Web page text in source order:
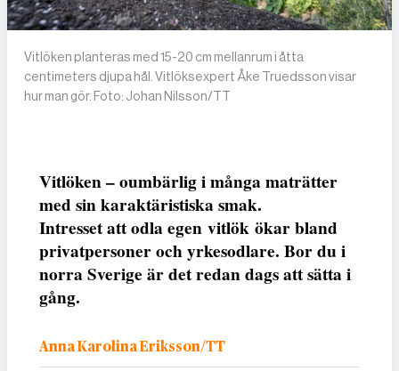
Vitlöken planteras med 15-20 cm mellanrum i åtta
centimeters djupa hål. Vitlöksexpert Åke Truedsson visar
hur man gör. Foto: Johan Nilsson/TT
Vitlöken – oumbärlig i många maträtter
med sin karaktäristiska smak.
Intresset att odla egen vitlök ökar bland
privatpersoner och yrkesodlare. Bor du i
norra Sverige är det redan dags att sätta i
gång.
Anna Karolina Eriksson/TT